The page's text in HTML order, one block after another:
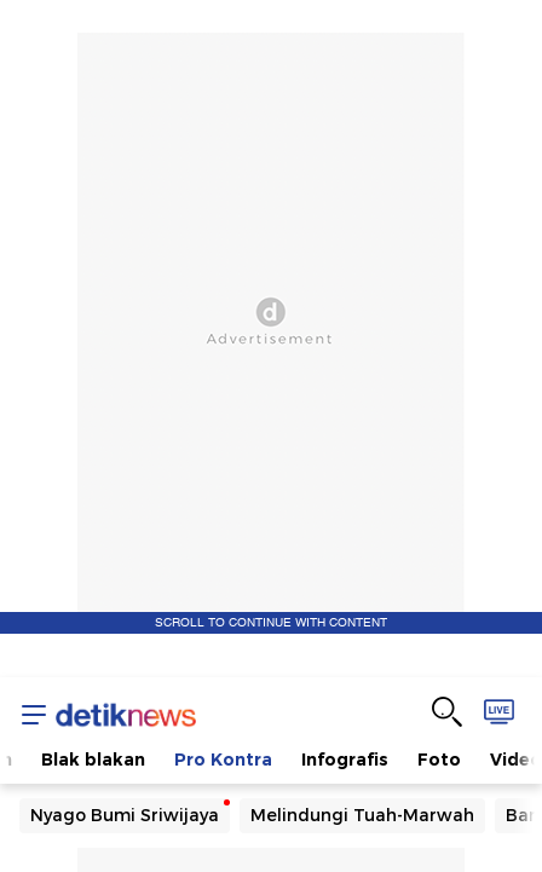
SCROLL TO CONTINUE WITH CONTENT
Blak blakan Pro Kontra Infografis Foto Video
Nyago Bumi Sriwijaya Melindungi Tuah-Marwah